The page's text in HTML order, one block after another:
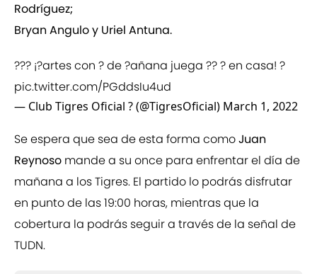
Rodríguez;
Bryan Angulo y Uriel Antuna.
??? ¡?artes con ? de ?añana juega ?? ? en casa! ?
pic.twitter.com/PGddsIu4ud
— Club Tigres Oficial ? (@TigresOficial) March 1, 2022
Se espera que sea de esta forma comoJuan
Reynoso mande a su once para enfrentar el día de
mañana a los Tigres. El partido lo podrás disfrutar
en punto de las 19:00 horas, mientras que la
cobertura la podrás seguir a través de la señal de
TUDN.